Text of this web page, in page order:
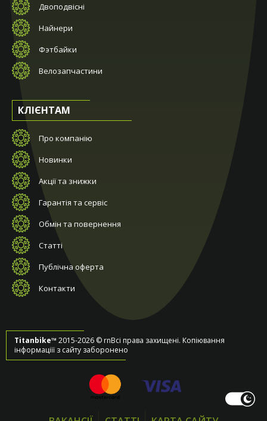
Двоподвісні
Найнери
Фэтбайки
Велозапчастини
КЛІЄНТАМ
Про компанію
Новинки
Акції та знижки
Гарантія та сервіс
Обмін та повернення
Статті
Публічна оферта
Контакти
Titanbike™ 2015-2026 © rnВсі права захищені. Копіювання
інформаціїї з сайту заборонено